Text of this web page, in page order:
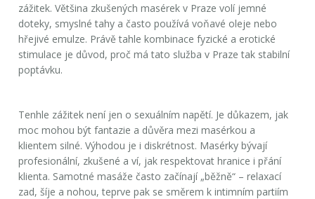
zážitek. Většina zkušených masérek v Praze volí jemné
doteky, smyslné tahy a často používá voňavé oleje nebo
hřejivé emulze. Právě tahle kombinace fyzické a erotické
stimulace je důvod, proč má tato služba v Praze tak stabilní
poptávku.
Tenhle zážitek není jen o sexuálním napětí. Je důkazem, jak
moc mohou být fantazie a důvěra mezi masérkou a
klientem silné. Výhodou je i diskrétnost. Masérky bývají
profesionální, zkušené a ví, jak respektovat hranice i přání
klienta. Samotné masáže často začínají „běžně“ – relaxací
zad, šíje a nohou, teprve pak se směrem k intimním partiím